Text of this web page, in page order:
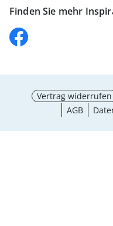
Finden Sie mehr
Vertrag widerrufen
AGB